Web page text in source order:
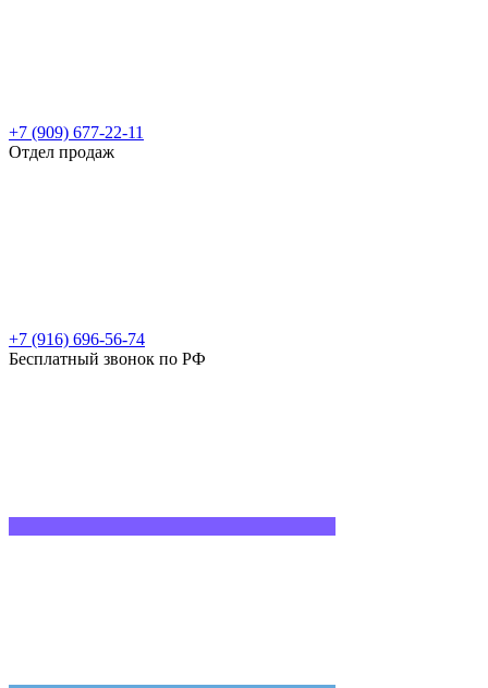
+7 (909) 677-22-11
Отдел продаж
+7 (916) 696-56-74
Бесплатный звонок по РФ